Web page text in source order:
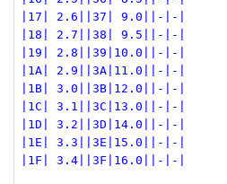
|17| 2.6||37| 9.0||-|-|
|18| 2.7||38| 9.5||-|-|
|19| 2.8||39|10.0||-|-|
|1A| 2.9||3A|11.0||-|-|
|1B| 3.0||3B|12.0||-|-|
|1C| 3.1||3C|13.0||-|-|
|1D| 3.2||3D|14.0||-|-|
|1E| 3.3||3E|15.0||-|-|
|1F| 3.4||3F|16.0||-|-|